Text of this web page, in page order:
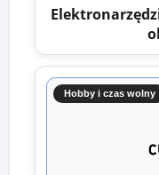
Hobby i czas wolny